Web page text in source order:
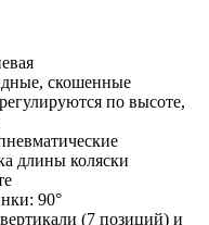
скошенные
по высоте,
длины коляски
90°
(7 позиций) и